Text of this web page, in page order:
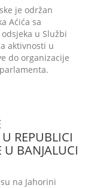
je održan
Aćića sa
u Službi
aktivnosti u
do organizacije
REPUBLICI
U BANJALUCI
na Jahorini